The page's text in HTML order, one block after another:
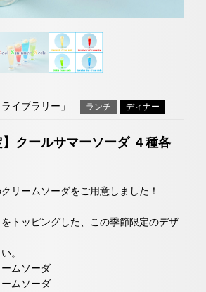
イブラリー」 ランチ ディナー
】クールサマーソーダ ４種各
リームソーダをご用意しました！
トッピングした、この季節限定のデザ
。
ームソーダ
ームソーダ
ユー
チュ
イン
スタ
ム
ファ
イス
ク
ン日がお決まりでない方